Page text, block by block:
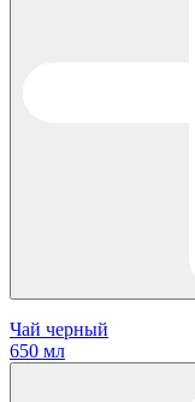
Чай черный
650 мл